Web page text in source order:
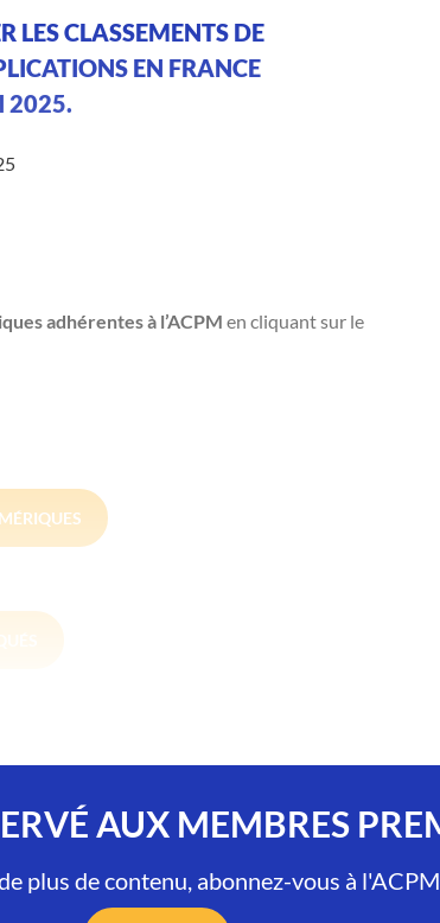
LES CLASSEMENTS DE
EN FRANCE
2025.
adhérentes à l’ACPM en cliquant sur le
AUX MEMBRES
plus de contenu, abonnez-vous à